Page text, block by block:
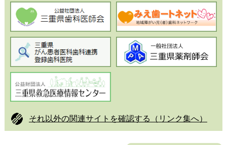
それ以外の関連サイトを確認する （リンク集へ）